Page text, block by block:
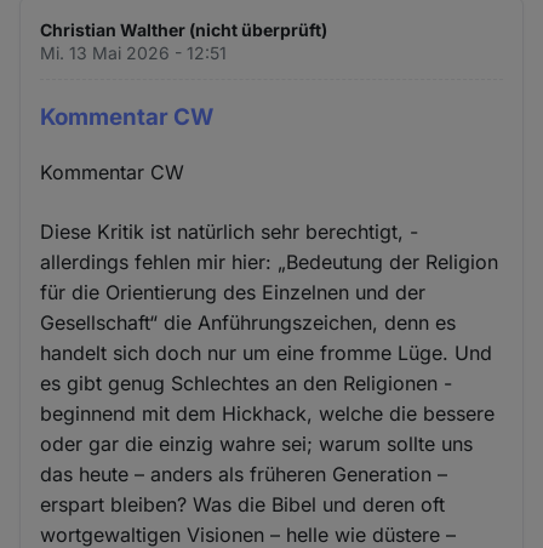
Christian Walther (nicht überprüft)
Mi. 13 Mai 2026 - 12:51
Kommentar CW
Kommentar CW
Diese Kritik ist natürlich sehr berechtigt, -
allerdings fehlen mir hier: „Bedeutung der Religion
für die Orientierung des Einzelnen und der
Gesellschaft“ die Anführungszeichen, denn es
handelt sich doch nur um eine fromme Lüge. Und
es gibt genug Schlechtes an den Religionen -
beginnend mit dem Hickhack, welche die bessere
oder gar die einzig wahre sei; warum sollte uns
das heute – anders als früheren Generation –
erspart bleiben? Was die Bibel und deren oft
wortgewaltigen Visionen – helle wie düstere –